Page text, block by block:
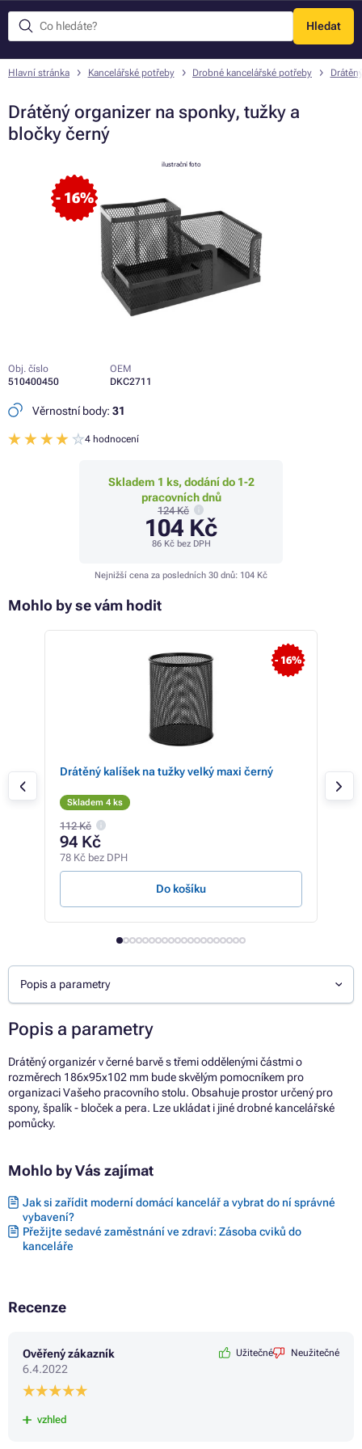
Hledat
Menu
Hlavní stránka Kancelářské potřeby Drobné kancelářské potřeby
Drátěný organizer na sponky, tužky a
bločky černý
- 16%
ilustrační foto
Obj. číslo
510400450
OEM
DKC2711
Věrnostní body: 31
4 hodnocení
Skladem 1 ks, dodání do 1-2
pracovních dnů
124 Kč
104 Kč
86 Kčbez DPH
Nejnižší cena za posledních 30 dnů: 104 Kč
Mohlo by se vám hodit
- 16%
Drátěný kalíšek na tužky velký maxi černý
Skladem 4 ks
112 Kč
94 Kč
78 Kč bez DPH
Do košíku
Popis a parametry
Popis a parametry
Drátěný organizér v černé barvě s třemi oddělenými částmi o
rozměrech 186x95x102 mm bude skvělým pomocníkem pro
organizaci Vašeho pracovního stolu. Obsahuje prostor určený pro
spony, špalík - bloček a pera. Lze ukládat i jiné drobné kancelářské
pomůcky.
Mohlo by Vás zajímat
Jak si zařídit moderní domácí kancelář a vybrat do ní správné
vybavení?
Přežijte sedavé zaměstnání ve zdraví: Zásoba cviků do
kanceláře
Recenze
Ověřený zákazník
6.4.2022
Užitečné Neužitečné
vzhled